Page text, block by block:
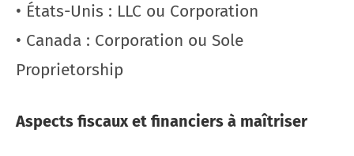
• États-Unis : LLC ou Corporation
• Canada : Corporation ou Sole
Proprietorship
Aspects fiscaux et financiers à maîtriser